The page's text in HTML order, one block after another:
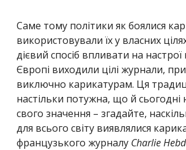
Саме тому політики як боялися
використовували їх у власних
дієвий спосіб впливати на
Європі виходили цілі журнали,
виключно карикатурам. Ця
настільки потужна, що й сьогодні
свого значення – згадайте,
для всього світу виявлялися
французького журналу Charlie